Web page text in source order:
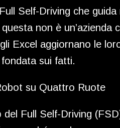
Self-Driving che
non è
Excel aggiornano le
sui fatti.
su Quattro Ruote
Full Self-Driving